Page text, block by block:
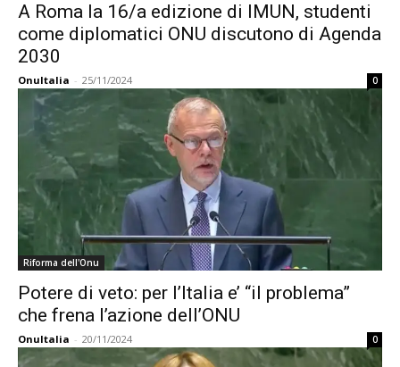
A Roma la 16/a edizione di IMUN, studenti
come diplomatici ONU discutono di Agenda
2030
OnuItalia - 25/11/2024 0
Riforma dell'Onu
Potere di veto: per l’Italia e’ “il problema”
che frena l’azione dell’ONU
OnuItalia - 20/11/2024 0